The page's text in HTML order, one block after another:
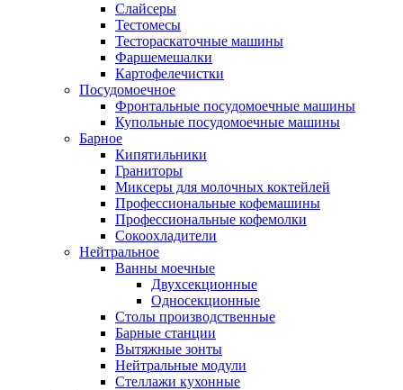
Слайсеры
Тестомесы
Тестораскаточные машины
Фаршемешалки
Картофелечистки
Посудомоечное
Фронтальные посудомоечные машины
Купольные посудомоечные машины
Барное
Кипятильники
Граниторы
Миксеры для молочных коктейлей
Профессиональные кофемашины
Профессиональные кофемолки
Сокоохладители
Нейтральное
Ванны моечные
Двухсекционные
Односекционные
Столы производственные
Барные станции
Вытяжные зонты
Нейтральные модули
Стеллажи кухонные